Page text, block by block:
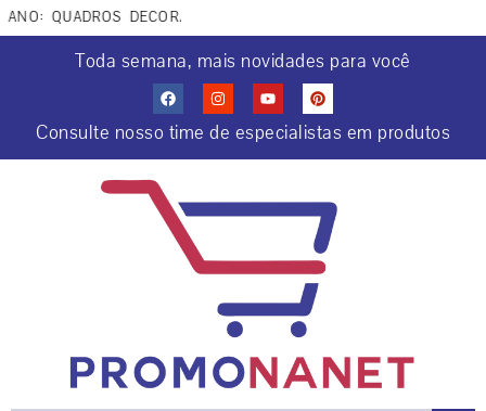
QUADROS DECORATIVOS COCRIAÇÕES COM IA.
Toda semana, mais novidades para você
Consulte nosso time de especialistas em produtos